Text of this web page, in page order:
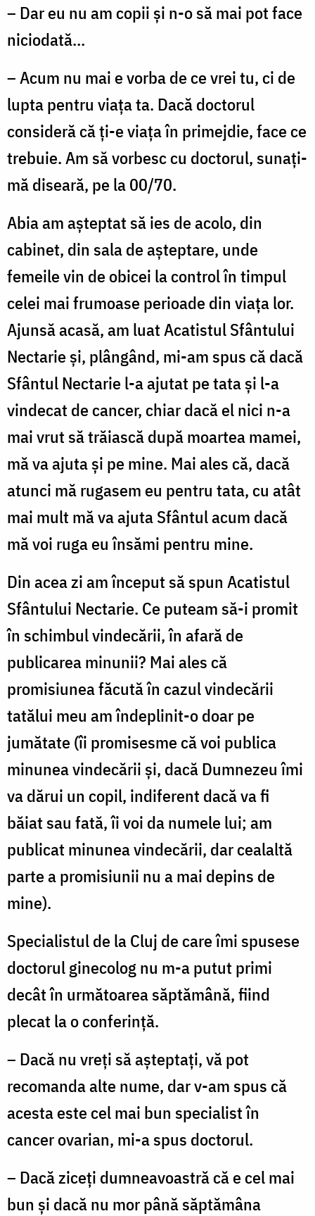
– Dar eu nu am copii și n-o să mai pot face
niciodată…
– Acum nu mai e vorba de ce vrei tu, ci de
lupta pentru viața ta. Dacă doctorul
consideră că ți-e viața în primejdie, face ce
trebuie. Am să vorbesc cu doctorul, sunați-
mă diseară, pe la 00/70.
Abia am așteptat să ies de acolo, din
cabinet, din sala de așteptare, unde
femeile vin de obicei la control în timpul
celei mai frumoase perioade din viața lor.
Ajunsă acasă, am luat Acatistul Sfântului
Nectarie și, plângând, mi-am spus că dacă
Sfântul Nectarie l-a ajutat pe tata și l-a
vindecat de cancer, chiar dacă el nici n-a
mai vrut să trăiască după moartea mamei,
mă va ajuta și pe mine. Mai ales că, dacă
atunci mă rugasem eu pentru tata, cu atât
mai mult mă va ajuta Sfântul acum dacă
mă voi ruga eu însămi pentru mine.
Din acea zi am început să spun Acatistul
Sfântului Nectarie. Ce puteam să-i promit
în schimbul vindecării, în afară de
publicarea minunii? Mai ales că
promisiunea făcută în cazul vindecării
tatălui meu am îndeplinit-o doar pe
jumătate (îi promisesme că voi publica
minunea vindecării și, dacă Dumnezeu îmi
va dărui un copil, indiferent dacă va fi
băiat sau fată, îi voi da numele lui; am
publicat minunea vindecării, dar cealaltă
parte a promisiunii nu a mai depins de
mine).
Specialistul de la Cluj de care îmi spusese
doctorul ginecolog nu m-a putut primi
decât în următoarea săptămână, fiind
plecat la o conferință.
– Dacă nu vreți să așteptați, vă pot
recomanda alte nume, dar v-am spus că
acesta este cel mai bun specialist în
cancer ovarian, mi-a spus doctorul.
– Dacă ziceți dumneavoastră că e cel mai
bun și dacă nu mor până săptămâna